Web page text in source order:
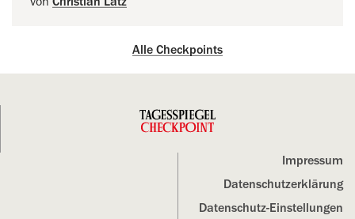
Alle Checkpoints
Impressum
Datenschutz­erklärung
Datenschutz-Einstellungen